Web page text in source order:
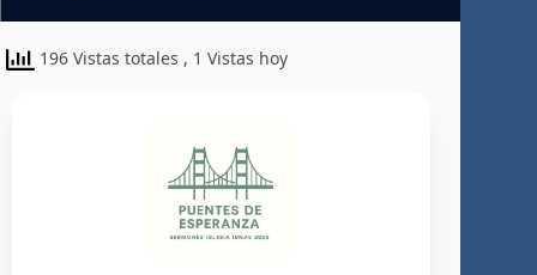
196 Vistas totales , 1 Vistas hoy